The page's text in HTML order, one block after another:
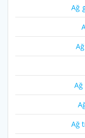
Ağ
Ağ
Ağ